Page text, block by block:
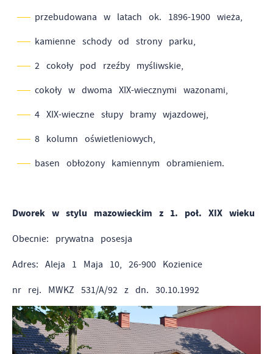
przebudowana w latach ok. 1896-1900 wieża,
kamienne schody od strony parku,
2 cokoły pod rzeźby myśliwskie,
cokoły w dwoma XIX-wiecznymi wazonami,
4 XIX-wieczne słupy bramy wjazdowej,
8 kolumn oświetleniowych,
basen obłożony kamiennym obramieniem.
Dworek w stylu mazowieckim z 1. poł. XIX wieku
Obecnie: prywatna posesja
Adres: Aleja 1 Maja 10, 26-900 Kozienice
nr rej. MWKZ 531/A/92 z dn. 30.10.1992